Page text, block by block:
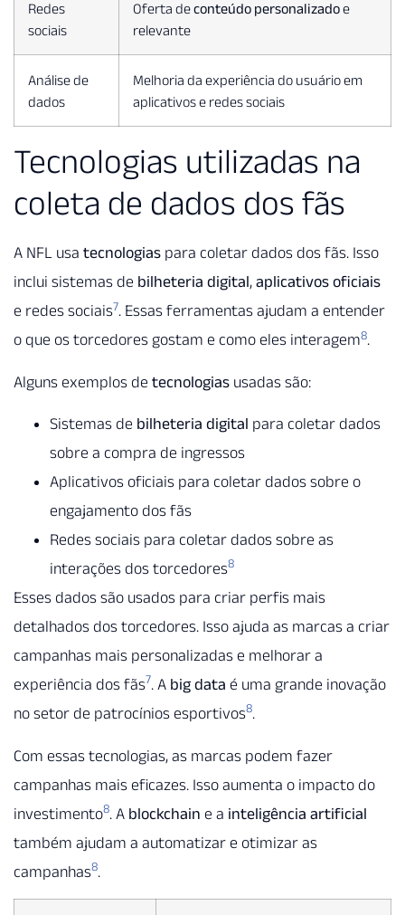
Redes
sociais
Oferta deconteúdo personalizadoe
relevante
Análise de
dados
Melhoria da experiência do usuário em
aplicativos e redes sociais
Tecnologias utilizadas na
coleta de dados dos fãs
A NFL usa tecnologias para coletar dados dos fãs. Isso
inclui sistemas de bilheteria digital, aplicativos oficiais
e redes sociais7. Essas ferramentas ajudam a entender
o que os torcedores gostam e como eles interagem8.
Alguns exemplos de tecnologias usadas são:
Sistemas de bilheteria digital para coletar dados
sobre a compra de ingressos
Aplicativos oficiais para coletar dados sobre o
engajamento dos fãs
Redes sociais para coletar dados sobre as
interações dos torcedores8
Esses dados são usados para criar perfis mais
detalhados dos torcedores. Isso ajuda as marcas a criar
campanhas mais personalizadas e melhorar a
experiência dos fãs7. A big data é uma grande inovação
no setor de patrocínios esportivos8.
Com essas tecnologias, as marcas podem fazer
campanhas mais eficazes. Isso aumenta o impacto do
investimento8. A blockchain e a inteligência artificial
também ajudam a automatizar e otimizar as
campanhas8.